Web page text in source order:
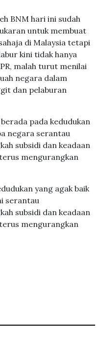
BNM hari ini sudah
untuk membuat
di Malaysia tetapi
kini tidak hanya
malah turut menilai
negara dalam
dan pelaburan
pada kedudukan
negara serantau
subsidi dan keadaan
mengurangkan
yang agak baik
serantau
subsidi dan keadaan
mengurangkan